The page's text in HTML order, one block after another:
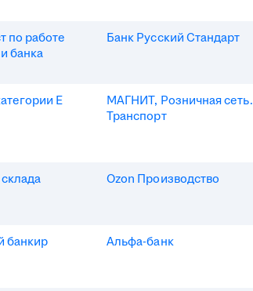
по работе
банка
Банк Русский Стандарт
Е
МАГНИТ, Розничная сеть.
Транспорт
Ozon Производство
банкир Альфа-банк